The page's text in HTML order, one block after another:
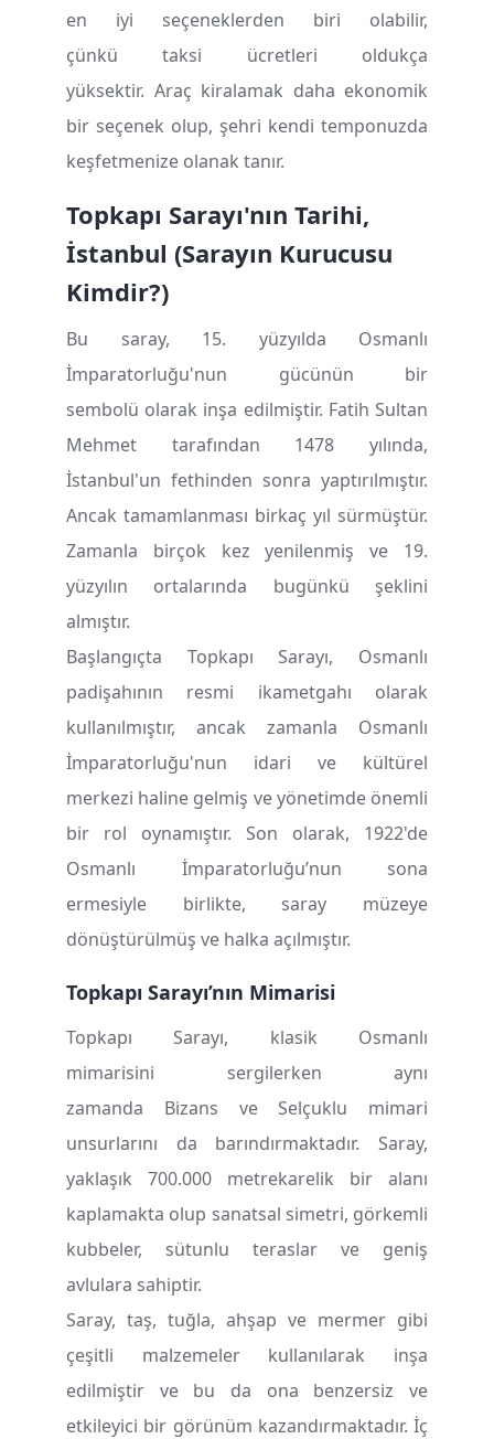
en iyi seçeneklerden biri olabilir,
çünkü taksi ücretleri oldukça
yüksektir. Araç kiralamak daha ekonomik
bir seçenek olup, şehri kendi temponuzda
keşfetmenize olanak tanır.
Topkapı Sarayı'nın Tarihi,
İstanbul (Sarayın Kurucusu
Kimdir?)
Bu saray, 15. yüzyılda Osmanlı
İmparatorluğu'nun gücünün bir
sembolü olarak inşa edilmiştir. Fatih Sultan
Mehmet tarafından 1478 yılında,
İstanbul'un fethinden sonra yaptırılmıştır.
Ancak tamamlanması birkaç yıl sürmüştür.
Zamanla birçok kez yenilenmiş ve 19.
yüzyılın ortalarında bugünkü şeklini
almıştır.
Başlangıçta Topkapı Sarayı, Osmanlı
padişahının resmi ikametgahı olarak
kullanılmıştır, ancak zamanla Osmanlı
İmparatorluğu'nun idari ve kültürel
merkezi haline gelmiş ve yönetimde önemli
bir rol oynamıştır. Son olarak, 1922'de
Osmanlı İmparatorluğu’nun sona
ermesiyle birlikte, saray müzeye
dönüştürülmüş ve halka açılmıştır.
Topkapı Sarayı’nın Mimarisi
Topkapı Sarayı, klasik Osmanlı
mimarisini sergilerken aynı
zamanda Bizans ve Selçuklu mimari
unsurlarını da barındırmaktadır. Saray,
yaklaşık 700.000 metrekarelik bir alanı
kaplamakta olup sanatsal simetri, görkemli
kubbeler, sütunlu teraslar ve geniş
avlulara sahiptir.
Saray, taş, tuğla, ahşap ve mermer gibi
çeşitli malzemeler kullanılarak inşa
edilmiştir ve bu da ona benzersiz ve
etkileyici bir görünüm kazandırmaktadır. İç